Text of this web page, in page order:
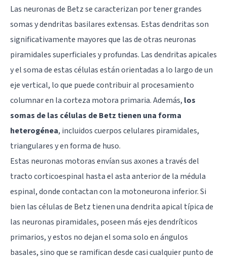
Las neuronas de Betz se caracterizan por tener grandes
somas y dendritas basilares extensas. Estas dendritas son
significativamente mayores que las de otras neuronas
piramidales superficiales y profundas. Las dendritas apicales
y el soma de estas células están orientadas a lo largo de un
eje vertical, lo que puede contribuir al procesamiento
columnar en la corteza motora primaria. Además, los
somas de las células de Betz tienen una forma
heterogénea, incluidos cuerpos celulares piramidales,
triangulares y en forma de huso.
Estas neuronas motoras envían sus axones a través del
tracto corticoespinal hasta el asta anterior de la médula
espinal, donde contactan con la motoneurona inferior. Si
bien las células de Betz tienen una dendrita apical típica de
las neuronas piramidales, poseen más ejes dendríticos
primarios, y estos no dejan el soma solo en ángulos
basales, sino que se ramifican desde casi cualquier punto de